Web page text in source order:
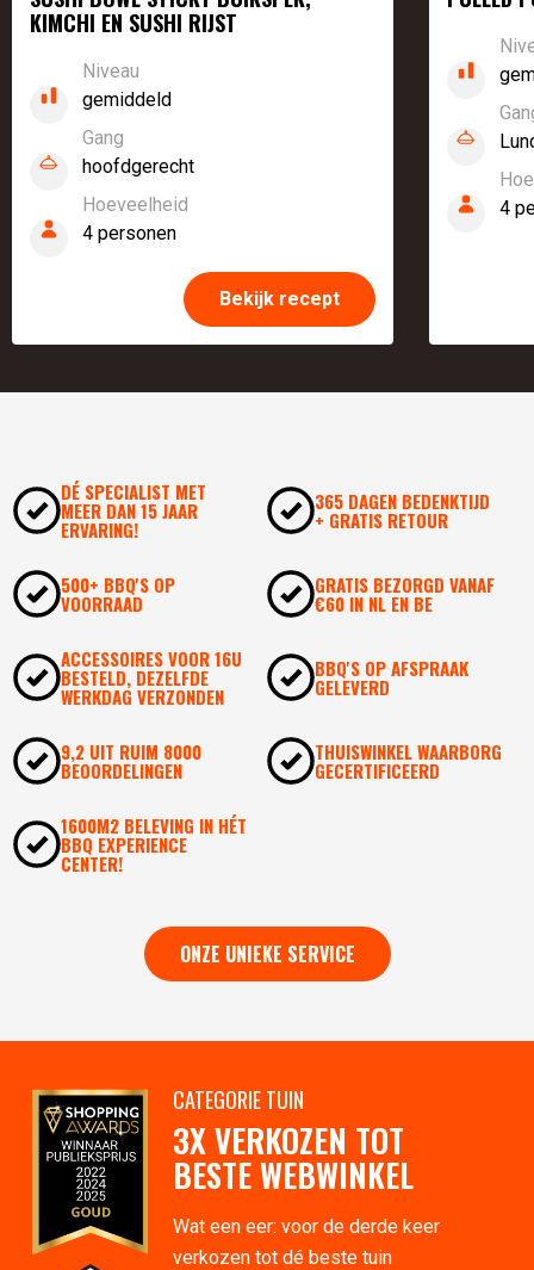
Bon Appetit!
Artikelnummer:
KIMCHI EN SUSHI RIJST
Niveau
gemiddeld
Gang
hoofdgerecht
Hoeveelheid
4 personen
Bekijk recept
4
DÉ SPECIALIST MET
MEER DAN 15 JAAR
ERVARING!
365 DAGEN BEDENKTIJD
+ GRATIS RETOUR
500+ BBQ'S OP
VOORRAAD
GRATIS BEZORGD VANAF
€60 IN NL EN BE
ACCESSOIRES VOOR 16U
BESTELD, DEZELFDE
WERKDAG VERZONDEN
BBQ'S OP AFSPRAAK
GELEVERD
9,2 UIT RUIM 8000
BEOORDELINGEN
THUISWINKEL WAARBORG
GECERTIFICEERD
1600M2 BELEVING IN HÉT
BBQ EXPERIENCE
CENTER!
ONZE UNIEKE SERVICE
CATEGORIE TUIN
3X VERKOZEN TOT
BESTE WEBWINKEL
Wat een eer: voor de derde keer
verkozen tot dé beste tuin